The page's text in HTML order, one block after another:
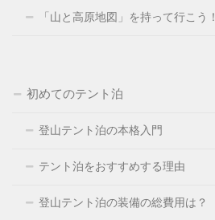
「山と高原地図」を持って行こう！
初めてのテント泊
登山テント泊の本格入門
テント泊をおすすめする理由
登山テント泊の装備の総費用は？